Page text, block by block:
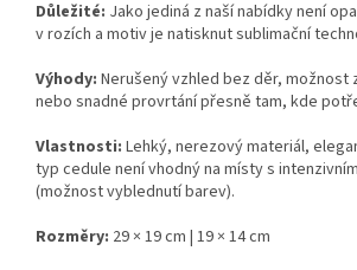
Důležité: Jako jediná z naší nabídky není
v rozích a motiv je natisknut sublimační
Výhody: Nerušený vzhled bez děr, možnost
nebo snadné provrtání přesně tam, kde
Vlastnosti: Lehký, nerezový materiál,
typ cedule není vhodný na místy s
(možnost vyblednutí barev).
Rozměry: 29 × 19 cm | 19 × 14 cm